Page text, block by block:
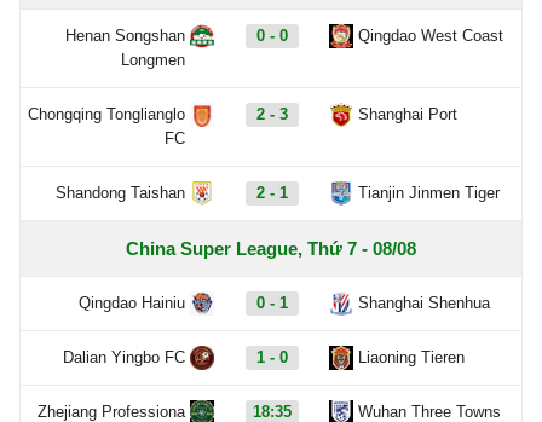
Henan Songshan
Longmen
0 - 0 Qingdao West Coast
Chongqing Tonglianglo
FC
2 - 3 Shanghai Port
Shandong Taishan 2 - 1 Tianjin Jinmen Tiger
China Super League, Thứ 7 - 08/08
Qingdao Hainiu 0 - 1 Shanghai Shenhua
Dalian Yingbo FC 1 - 0 Liaoning Tieren
Zhejiang Professiona 18:35 Wuhan Three Towns